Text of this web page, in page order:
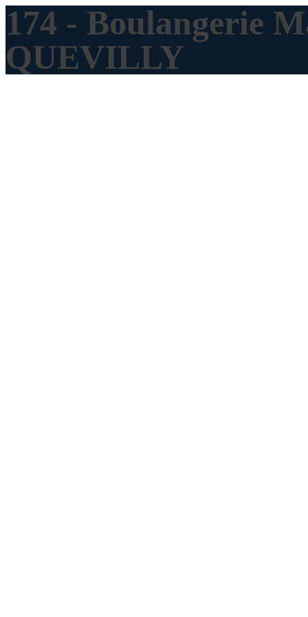
174 - Boulangerie
QUEVILLY